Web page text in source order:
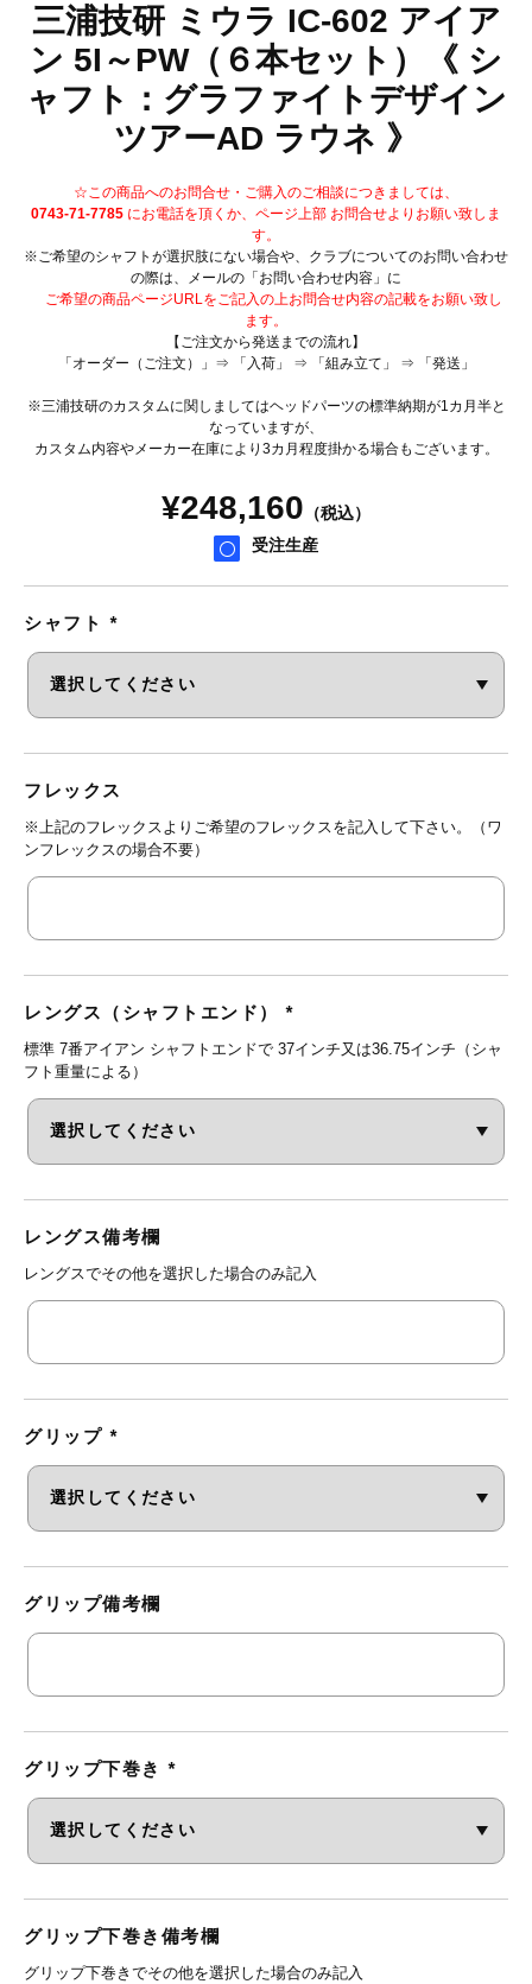
三浦技研 ミウラ IC-602 アイア
ン 5I～PW（６本セット）《 シ
ャフト：グラファイトデザイン
ツアーAD ラウネ 》
☆この商品へのお問合せ・ご購入のご相談につきましては、
0743-71-7785 にお電話を頂くか、ページ上部 お問合せよりお願い致しま
す。
※ご希望のシャフトが選択肢にない場合や、クラブについてのお問い合わせ
の際は、メールの「お問い合わせ内容」に
ご希望の商品ページURLをご記入の上お問合せ内容の記載をお願い致し
ます。
【ご注文から発送までの流れ】
「オーダー（ご注文）」⇒ 「入荷」 ⇒ 「組み立て」 ⇒ 「発送」
※三浦技研のカスタムに関しましてはヘッドパーツの標準納期が1カ月半と
なっていますが、
カスタム内容やメーカー在庫により3カ月程度掛かる場合もございます。
¥248,160 （税込）
受注生産
シャフト *
フレックス
※上記のフレックスよりご希望のフレックスを記入して下さい。（ワ
ンフレックスの場合不要）
レングス（シャフトエンド） *
標準 7番アイアン シャフトエンドで 37インチ又は36.75インチ（シャ
フト重量による）
レングス備考欄
レングスでその他を選択した場合のみ記入
グリップ *
グリップ備考欄
グリップ下巻き *
グリップ下巻き備考欄
グリップ下巻きでその他を選択した場合のみ記入